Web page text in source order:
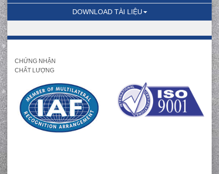
DOWNLOAD TÀI LIỆU
CHỨNG NHẬN
CHẤT LƯỢNG